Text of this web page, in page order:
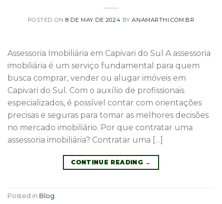
POSTED ON8 DE MAY DE 2024 BYANAMARTHI.COM.BR
Assessoria Imobiliária em Capivari do Sul A assessoria
imobiliária é um serviço fundamental para quem
busca comprar, vender ou alugar imóveis em
Capivari do Sul. Com o auxílio de profissionais
especializados, é possível contar com orientações
precisas e seguras para tomar as melhores decisões
no mercado imobiliário. Por que contratar uma
assessoria imobiliária? Contratar uma […]
CONTINUE READING →
Posted in Blog